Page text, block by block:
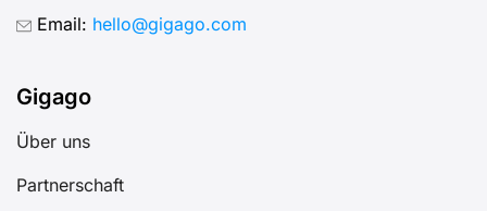
Email: hello@gigago.com
Gigago
Über uns
Partnerschaft